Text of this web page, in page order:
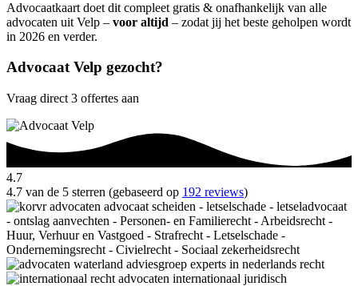
Advocaatkaart doet dit compleet gratis & onafhankelijk van alle
advocaten uit Velp – voor altijd – zodat jij het beste geholpen wordt
in 2026 en verder.
Advocaat Velp gezocht?
Vraag direct 3 offertes aan
4.7
4.7 van de 5 sterren (gebaseerd op 192 reviews)